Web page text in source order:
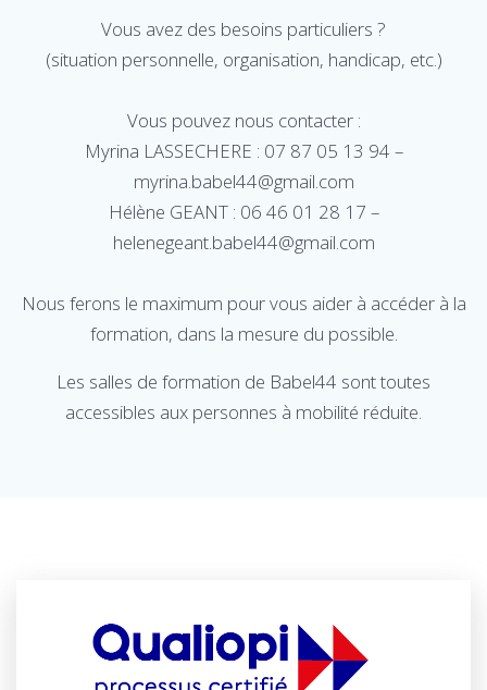
Vous avez des besoins particuliers ?
(situation personnelle, organisation, handicap, etc.)
Vous pouvez nous contacter :
Myrina LASSECHERE : 07 87 05 13 94 –
myrina.babel44@gmail.com
Hélène GEANT : 06 46 01 28 17 –
helenegeant.babel44@gmail.com
Nous ferons le maximum pour vous aider à accéder à la
formation, dans la mesure du possible.
Les salles de formation de Babel44 sont toutes
accessibles aux personnes à mobilité réduite.